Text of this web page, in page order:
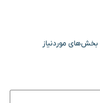
بخش‌های موردنیاز